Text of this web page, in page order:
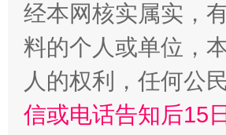
经本网核实属实，
料的个人或单位，
人的权利，任何公
信或电话告知后15